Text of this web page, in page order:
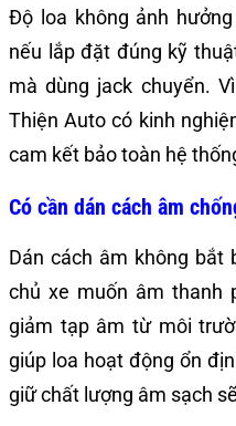
Độ loa không ảnh
nếu lắp đặt đúng kỹ
mà dùng jack chuyển.
Thiện Auto có kinh
cam kết bảo toàn hệ
Có cần dán cách âm
Dán cách âm không bắt
chủ xe muốn âm thanh
giảm tạp âm từ môi
giúp loa hoạt động ổn
giữ chất lượng âm sạch